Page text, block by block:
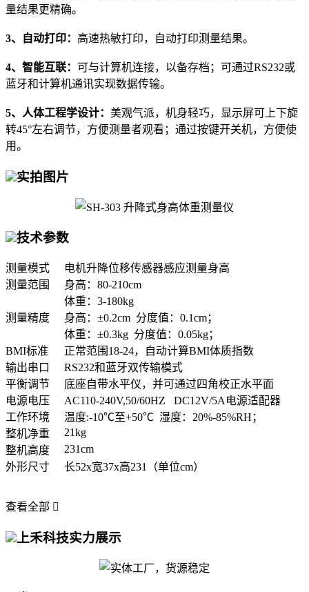
量结果更精确。
3、自动打印： 高速热敏打印，自动打印测量结果。
4、智能互联： 可与计算机连接，以备存档；可通过RS232或
蓝牙和计算机通讯实现数据传输。
5、人体工程学设计： 美观气派，机身轻巧，显示屏可上下旋
转45°左右调节，方便测量者观看；通过按键开关机，方便使
用。
实拍图片
技术参数
测量模式
电机升降位移传感器感应测量身高
测量范围
身高：80-210cm
体重：3-180kg
测量精度
身高：±0.2cm 分度值：0.1cm；
体重：±0.3kg 分度值：0.05kg；
BMI标准
正常范围18-24，自动计算BMI体质指数
输出串口
RS232和蓝牙双传输模式
平衡调节
底座自带水平仪，并可通过四角校正水平面
电源电压
AC110-240V,50/60HZ DC12V/5A电源适配器
工作环境
温度:-10℃至+50℃ 湿度：20%-85%RH；
整机净重
21kg
整机高度
231cm
外形尺寸
长52x宽37x高231（单位cm）
查看全部 
上禾科技实力展示